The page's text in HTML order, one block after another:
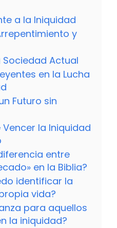
a la Iniquidad
y
Sociedad Actual
en la Lucha
Futuro sin
Vencer la Iniquidad
entre
en la Biblia?
identificar la
vida?
para aquellos
la iniquidad?